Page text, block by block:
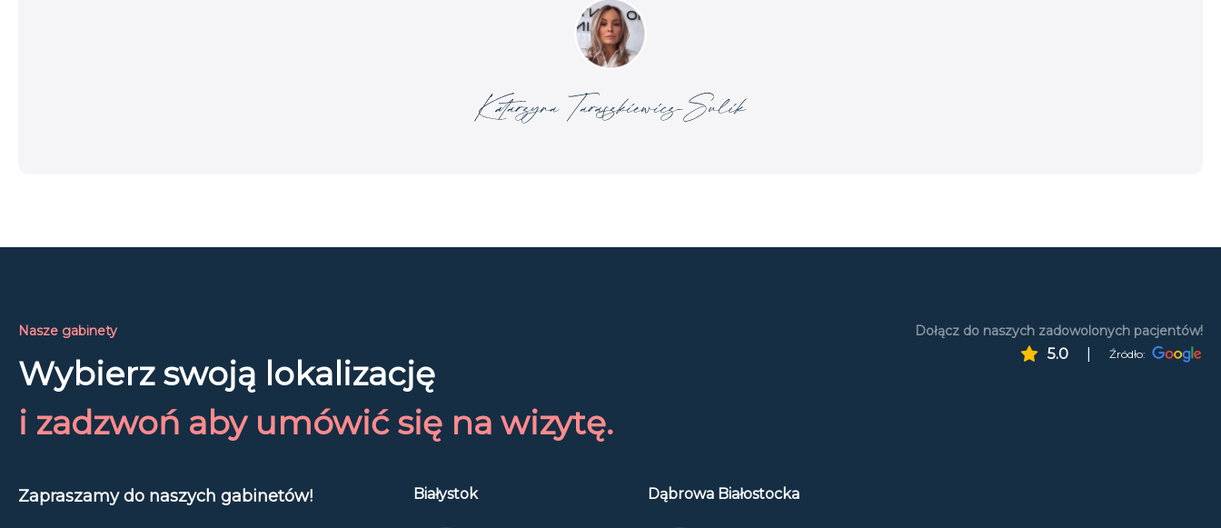
Nasze gabinety
Wybierz swoją lokalizację
i zadzwoń aby umówić się na wizytę.
Dołącz do naszych zadowolonych pacjentów!
5.0 Źródło:
Zapraszamy do naszych gabinetów! Białystok Dąbrowa Białostocka